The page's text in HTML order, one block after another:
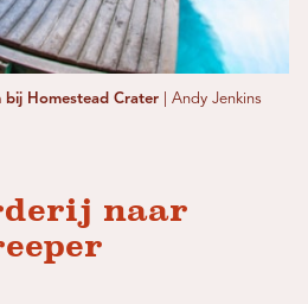
bij Homestead Crater Andy Jenkins
naar